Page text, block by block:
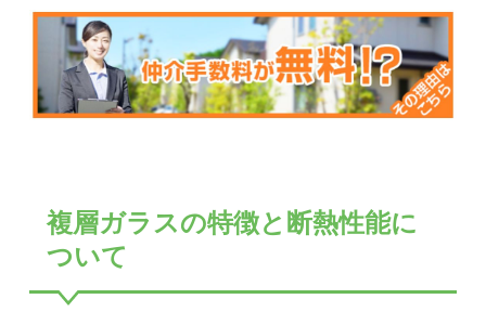
複層ガラスの特徴と断熱性能に
ついて